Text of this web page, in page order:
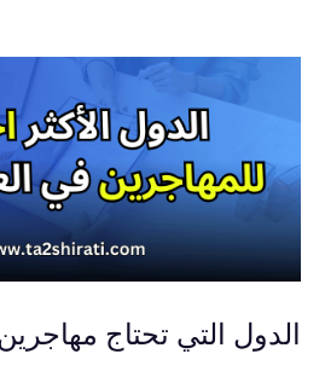
الدول التي تحتاج مهاجرين